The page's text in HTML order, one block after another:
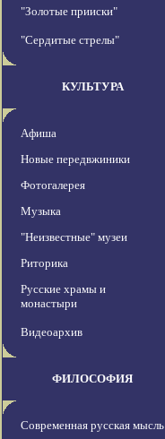
"Золотые прииски"
"Сердитые стрелы"
КУЛЬТУРА
Афиша
Новые передвжиники
Фотогалерея
Музыка
"Неизвестные" музеи
Риторика
Русские храмы и
монастыри
Видеоархив
ФИЛОСОФИЯ
Современная русская мысль